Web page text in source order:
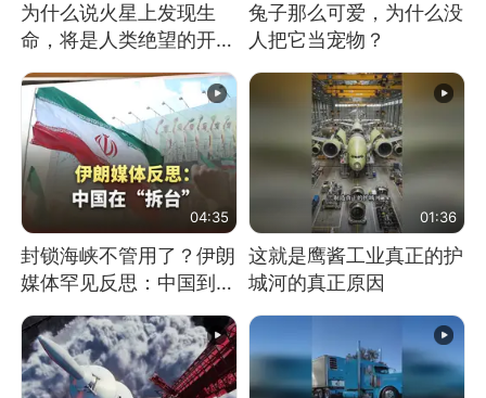
为什么说火星上发现生
命，将是人类绝望的开
始？
兔子那么可爱，为什么没
人把它当宠物？
04:35
封锁海峡不管用了？伊朗
媒体罕见反思：中国到底
01:36
这就是鹰酱工业真正的护
城河的真正原因